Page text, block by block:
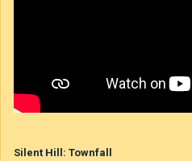
Silent Hill: Townfall